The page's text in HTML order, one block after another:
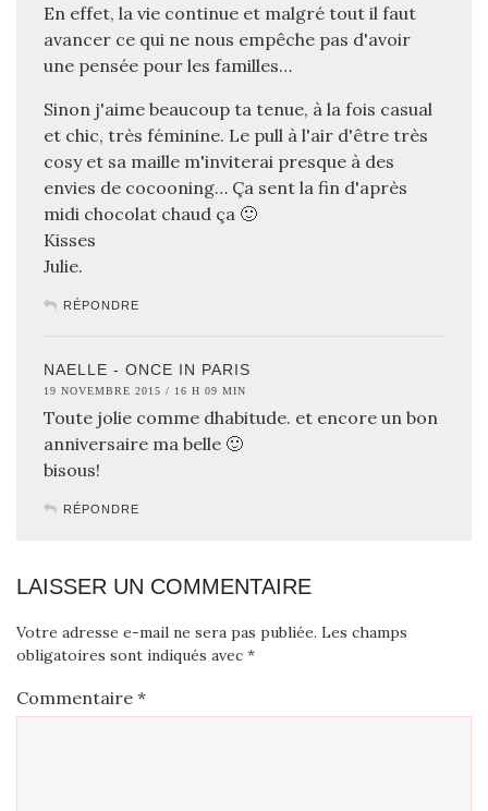
En effet, la vie continue et malgré tout il faut
avancer ce qui ne nous empêche pas d'avoir
une pensée pour les familles…
Sinon j'aime beaucoup ta tenue, à la fois casual
et chic, très féminine. Le pull à l'air d'être très
cosy et sa maille m'inviterai presque à des
envies de cocooning… Ça sent la fin d'après
midi chocolat chaud ça 🙂
Kisses
Julie.
RÉPONDRE
NAELLE - ONCE IN PARIS
19 NOVEMBRE 2015 / 16 H 09 MIN
Toute jolie comme dhabitude. et encore un bon
anniversaire ma belle 🙂
bisous!
RÉPONDRE
LAISSER UN COMMENTAIRE
Votre adresse e-mail ne sera pas publiée. Les champs
obligatoires sont indiqués avec *
Commentaire *